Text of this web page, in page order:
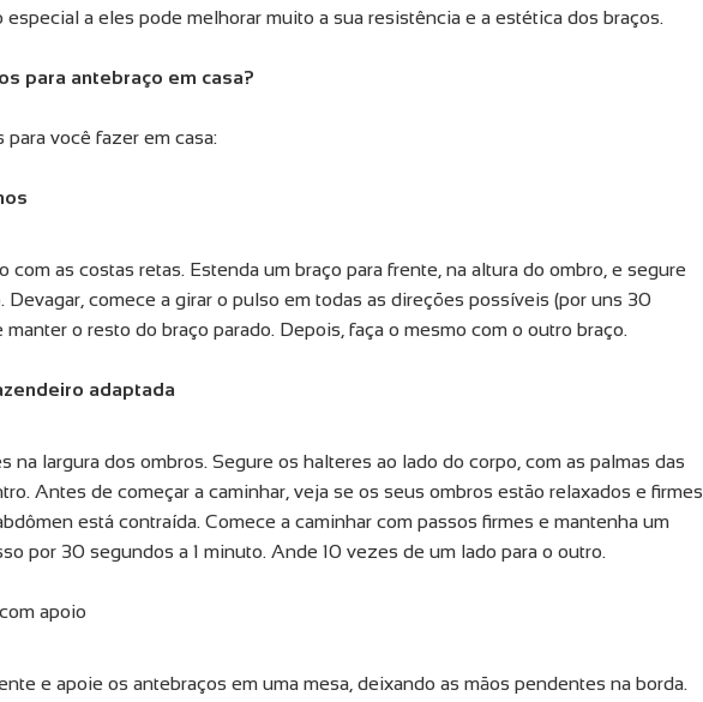
especial a eles pode melhorar muito a sua resistência e a estética dos braços.
para antebraço em casa?
você fazer em casa:
com as costas retas. Estenda um braço para frente, na altura do ombro, e segure
Devagar, comece a girar o pulso em todas as direções possíveis (por uns 30
o resto do braço parado. Depois, faça o mesmo com o outro braço.
adaptada
na largura dos ombros. Segure os halteres ao lado do corpo, com as palmas das
Antes de começar a caminhar, veja se os seus ombros estão relaxados e firmes
está contraída. Comece a caminhar com passos firmes e mantenha um
por 30 segundos a 1 minuto. Ande 10 vezes de um lado para o outro.
apoio
e apoie os antebraços em uma mesa, deixando as mãos pendentes na borda.